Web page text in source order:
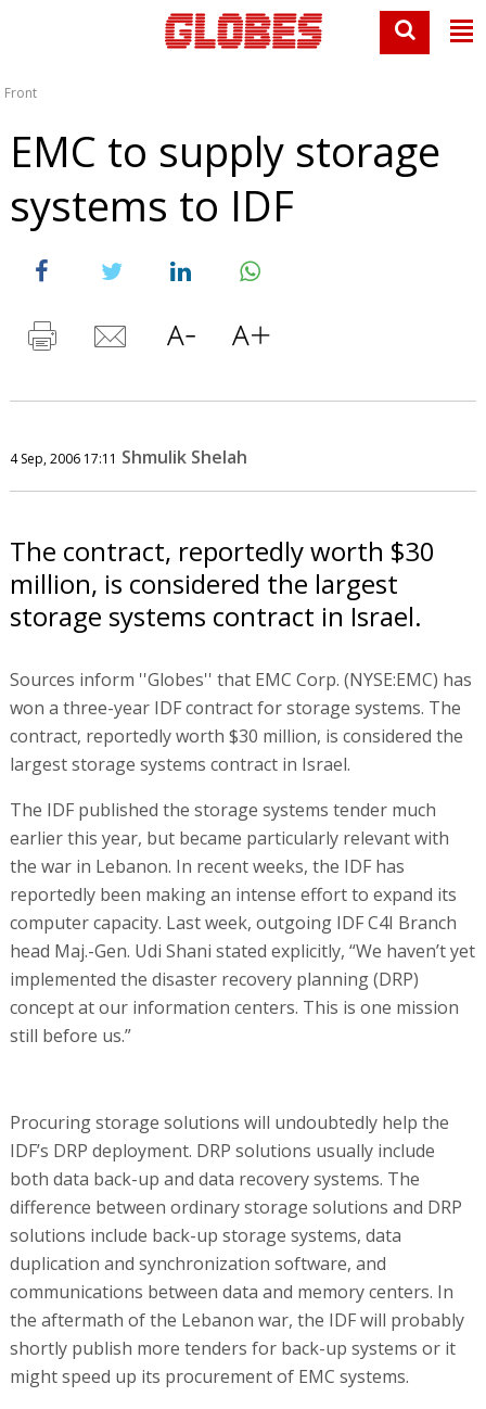
Front
EMC to supply storage
systems to IDF
4 Sep, 2006 17:11 Shmulik Shelah
The contract, reportedly worth $30
million, is considered the largest
storage systems contract in Israel.
Sources inform ''Globes'' that EMC Corp. (NYSE:EMC) has
won a three-year IDF contract for storage systems. The
contract, reportedly worth $30 million, is considered the
largest storage systems contract in Israel.
The IDF published the storage systems tender much
earlier this year, but became particularly relevant with
the war in Lebanon. In recent weeks, the IDF has
reportedly been making an intense effort to expand its
computer capacity. Last week, outgoing IDF C4I Branch
head Maj.-Gen. Udi Shani stated explicitly, “We haven’t yet
implemented the disaster recovery planning (DRP)
concept at our information centers. This is one mission
still before us.”
Procuring storage solutions will undoubtedly help the
IDF’s DRP deployment. DRP solutions usually include
both data back-up and data recovery systems. The
difference between ordinary storage solutions and DRP
solutions include back-up storage systems, data
duplication and synchronization software, and
communications between data and memory centers. In
the aftermath of the Lebanon war, the IDF will probably
shortly publish more tenders for back-up systems or it
might speed up its procurement of EMC systems.